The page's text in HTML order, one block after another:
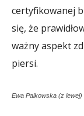
certyfikowanej
się, że
ważny aspekt
piersi.
Ewa Palkowska (z lewej)